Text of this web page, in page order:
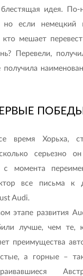
идея. По-
но если немецкий
мешает
Перевели,
время Хорьха,
серьезно
момента
все письма к
Audi.
этапе развития
лучше, чем те,
преимущества
а горные –